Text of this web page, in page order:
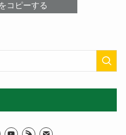
コピーする